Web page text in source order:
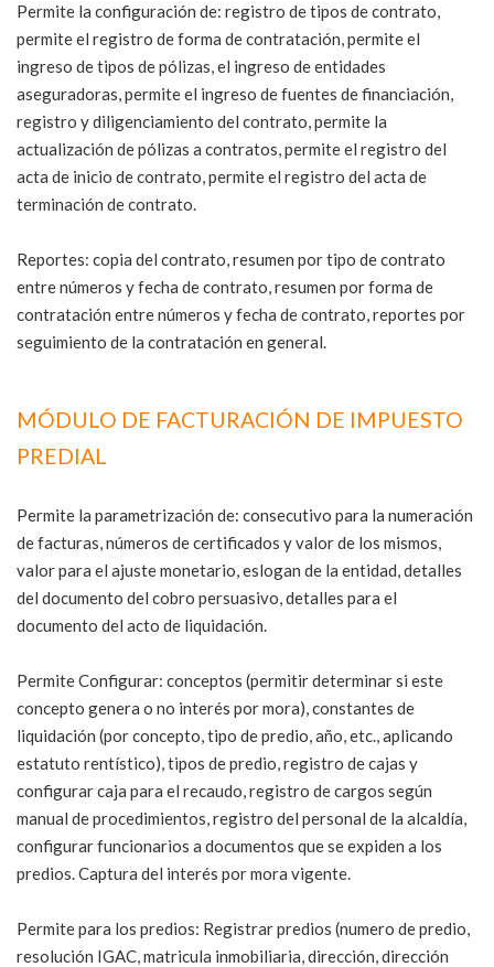
Permite la configuración de: registro de tipos de contrato,
permite el registro de forma de contratación, permite el
ingreso de tipos de pólizas, el ingreso de entidades
aseguradoras, permite el ingreso de fuentes de financiación,
registro y diligenciamiento del contrato, permite la
actualización de pólizas a contratos, permite el registro del
acta de inicio de contrato, permite el registro del acta de
terminación de contrato.
Reportes: copia del contrato, resumen por tipo de contrato
entre números y fecha de contrato, resumen por forma de
contratación entre números y fecha de contrato, reportes por
seguimiento de la contratación en general.
MÓDULO DE FACTURACIÓN DE IMPUESTO
PREDIAL
Permite la parametrización de: consecutivo para la numeración
de facturas, números de certificados y valor de los mismos,
valor para el ajuste monetario, eslogan de la entidad, detalles
del documento del cobro persuasivo, detalles para el
documento del acto de liquidación.
Permite Configurar: conceptos (permitir determinar si este
concepto genera o no interés por mora), constantes de
liquidación (por concepto, tipo de predio, año, etc., aplicando
estatuto rentístico), tipos de predio, registro de cajas y
configurar caja para el recaudo, registro de cargos según
manual de procedimientos, registro del personal de la alcaldía,
configurar funcionarios a documentos que se expiden a los
predios. Captura del interés por mora vigente.
Permite para los predios: Registrar predios (numero de predio,
resolución IGAC, matricula inmobiliaria, dirección, dirección